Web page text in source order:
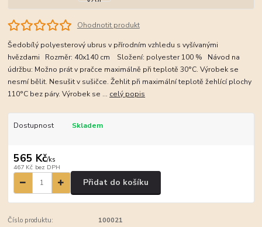
Ohodnotit produkt
Šedobílý polyesterový ubrus v přírodním vzhledu s vyšívanými
hvězdami Rozměr: 40x140 cm Složení: polyester 100 % Návod na
údržbu: Možno prát v pračce maximálně při teplotě 30°C. Výrobek se
nesmí bělit. Nesušit v sušičce. Žehlit při maximální teplotě žehlící plochy
110°C bez páry. Výrobek se ... celý popis
Dostupnost Skladem
565 Kč/ks
467 Kč bez DPH
Přidat do košíku
Číslo produktu: 100021